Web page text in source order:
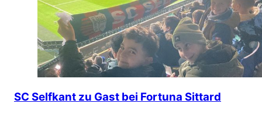
SC Selfkant zu Gast bei Fortuna Sittard